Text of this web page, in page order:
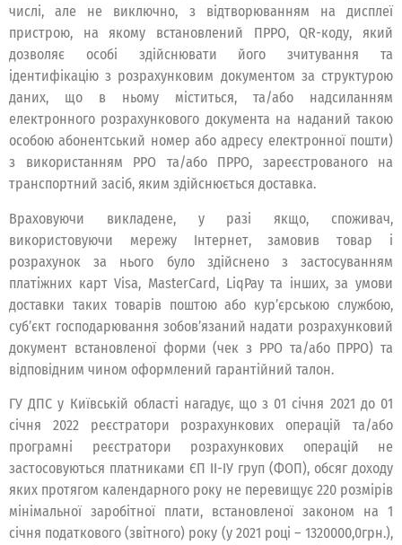
числі, але не виключно, з відтворюванням на дисплеї
пристрою, на якому встановлений ПРРО, QR-коду, який
дозволяє особі здійснювати його зчитування та
ідентифікацію з розрахунковим документом за структурою
даних, що в ньому міститься, та/або надсиланням
електронного розрахункового документа на наданий такою
особою абонентський номер або адресу електронної пошти)
з використанням РРО та/або ПРРО, зареєстрованого на
транспортний засіб, яким здійснюється доставка.
Враховуючи викладене, у разі якщо, споживач,
використовуючи мережу Інтернет, замовив товар і
розрахунок за нього було здійснено з застосуванням
платіжних карт Visa, MasterCard, LiqPay та інших, за умови
доставки таких товарів поштою або кур’єрською службою,
суб’єкт господарювання зобов’язаний надати розрахунковий
документ встановленої форми (чек з РРО та/або ПРРО) та
відповідним чином оформлений гарантійний талон.
ГУ ДПС у Київській області нагадує, що з 01 січня 2021 до 01
січня 2022 реєстратори розрахункових операцій та/або
програмні реєстратори розрахункових операцій не
застосовуються платниками ЄП ІІ-ІУ груп (ФОП), обсяг доходу
яких протягом календарного року не перевищує 220 розмірів
мінімальної заробітної плати, встановленої законом на 1
січня податкового (звітного) року (у 2021 році – 1320000,0грн.),